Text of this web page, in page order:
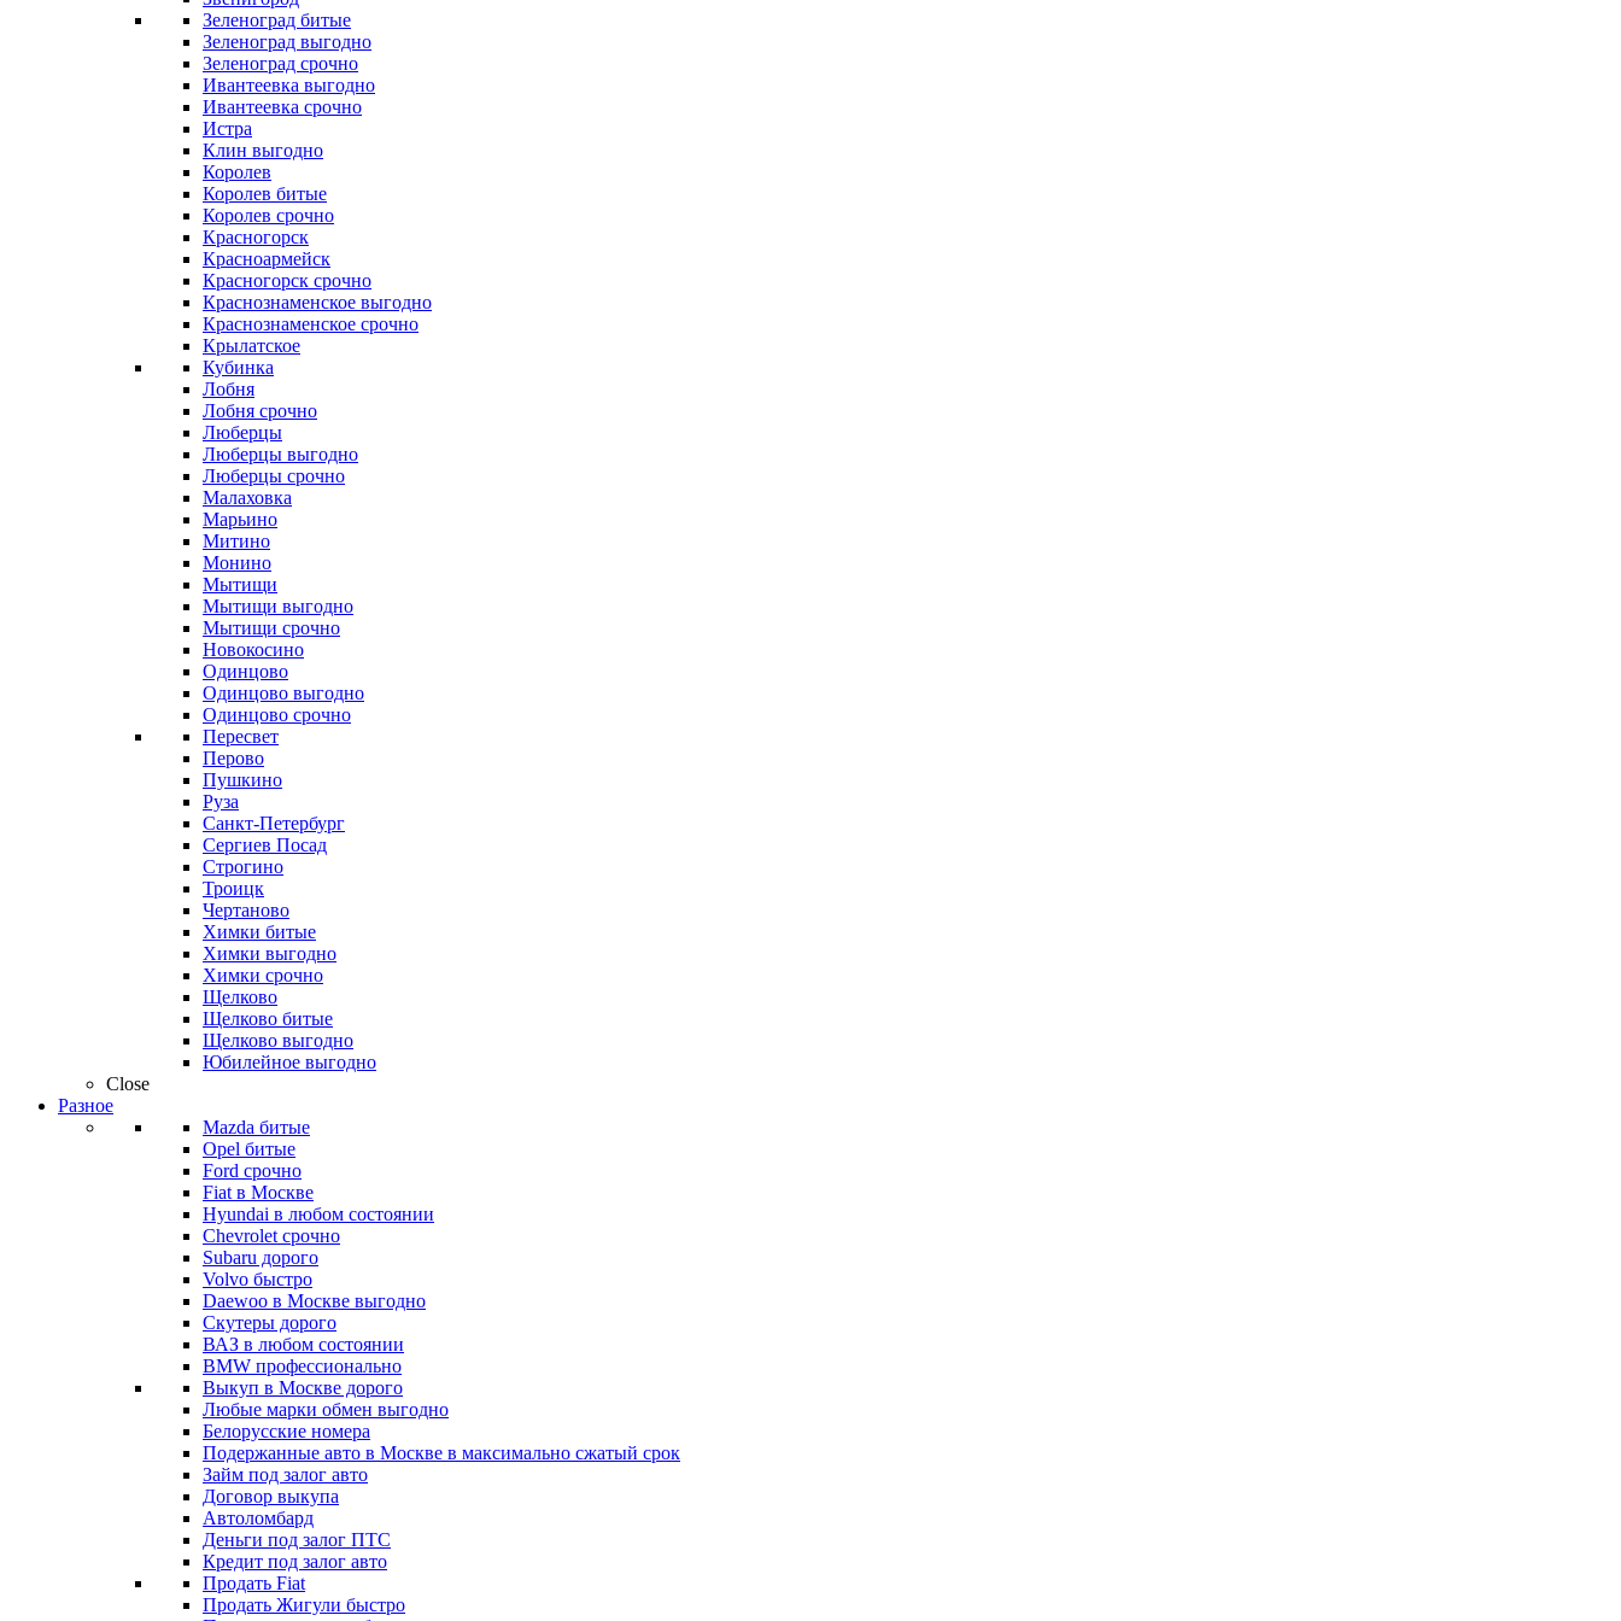
Зеленоград битые
Зеленоград выгодно
Зеленоград срочно
Ивантеевка выгодно
Ивантеевка срочно
Истра
Клин выгодно
Королев
Королев битые
Королев срочно
Красногорск
Красноармейск
Красногорск срочно
Краснознаменское выгодно
Краснознаменское срочно
Крылатское
Кубинка
Лобня
Лобня срочно
Люберцы
Люберцы выгодно
Люберцы срочно
Малаховка
Марьино
Митино
Монино
Мытищи
Мытищи выгодно
Мытищи срочно
Новокосино
Одинцово
Одинцово выгодно
Одинцово срочно
Пересвет
Перово
Пушкино
Руза
Санкт-Петербург
Сергиев Посад
Строгино
Троицк
Чертаново
Химки битые
Химки выгодно
Химки срочно
Щелково
Щелково битые
Щелково выгодно
Юбилейное выгодно
Close
Разное
Mazda битые
Opel битые
Ford срочно
Fiat в Москве
Hyundai в любом состоянии
Chevrolet срочно
Subaru дорого
Volvo быстро
Daewoo в Москве выгодно
Скутеры дорого
ВАЗ в любом состоянии
BMW профессионально
Выкуп в Москве дорого
Любые марки обмен выгодно
Белорусские номера
Подержанные авто в Москве в максимально сжатый срок
Займ под залог авто
Договор выкупа
Автоломбард
Деньги под залог ПТС
Кредит под залог авто
Продать Fiat
Продать Жигули быстро